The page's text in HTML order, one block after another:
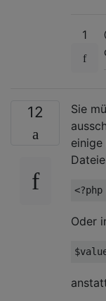
1
12
Sie
Oder